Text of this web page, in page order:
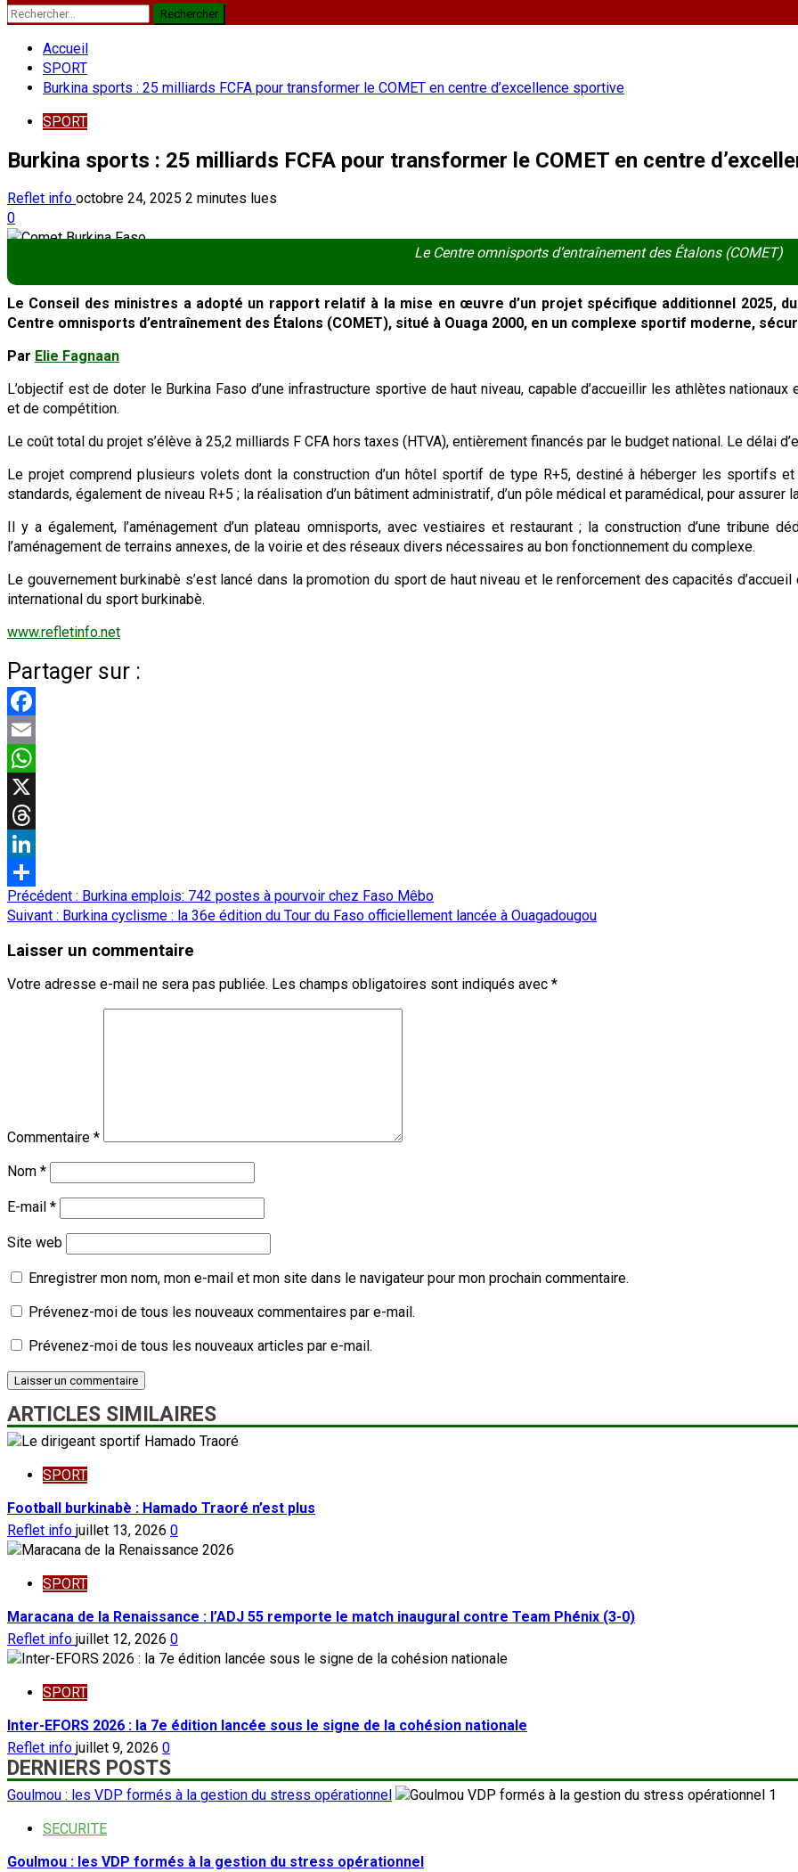
Rechercher :
Accueil
SPORT
Burkina sports : 25 milliards FCFA pour transformer le COMET en centre d’excellence sportive
SPORT
Burkina sports : 25 milliards FCFA pour transformer le COMET en centre
Reflet info octobre 24, 2025 2 minutes lues
0
Le Centre omnisports d’entraînement des Étalons (COMET)
Le Conseil des ministres a adopté un rapport relatif à la mise en œuvre d’un projet spécifique additionnel 2025,
Centre omnisports d’entraînement des Étalons (COMET), situé à Ouaga 2000, en un complexe sportif moderne,
Par Elie Fagnaan
L’objectif est de doter le Burkina Faso d’une infrastructure sportive de haut niveau, capable d’accueillir les athlètes
et de compétition.
Le coût total du projet s’élève à 25,2 milliards F CFA hors taxes (HTVA), entièrement financés par le budget national. Le délai
Le projet comprend plusieurs volets dont la construction d’un hôtel sportif de type R+5, destiné à héberger les sportifs
standards, également de niveau R+5 ; la réalisation d’un bâtiment administratif, d’un pôle médical et paramédical, pour
Il y a également, l’aménagement d’un plateau omnisports, avec vestiaires et restaurant ; la construction d’une tribune
l’aménagement de terrains annexes, de la voirie et des réseaux divers nécessaires au bon fonctionnement du complexe.
Le gouvernement burkinabè s’est lancé dans la promotion du sport de haut niveau et le renforcement des capacités
international du sport burkinabè.
www.refletinfo.net
Partager sur :
Facebook
Email
WhatsApp
X
Threads
LinkedIn
Partager
Navigation
d’article
Précédent : Burkina emplois: 742 postes à pourvoir chez Faso Mêbo
Suivant : Burkina cyclisme : la 36e édition du Tour du Faso officiellement lancée à Ouagadougou
Laisser un commentaire
Votre adresse e-mail ne sera pas publiée. Les champs obligatoires sont indiqués avec *
Commentaire *
Nom *
E-mail *
Site web
Enregistrer mon nom, mon e-mail et mon site dans le navigateur pour mon prochain commentaire.
Prévenez-moi de tous les nouveaux commentaires par e-mail.
Prévenez-moi de tous les nouveaux articles par e-mail.
ARTICLES SIMILAIRES
SPORT
Football burkinabè : Hamado Traoré n’est plus
Reflet info juillet 13, 2026 0
SPORT
Maracana de la Renaissance : l’ADJ 55 remporte le match inaugural contre Team Phénix (3-0)
Reflet info juillet 12, 2026 0
SPORT
Inter-EFORS 2026 : la 7e édition lancée sous le signe de la cohésion nationale
Reflet info juillet 9, 2026 0
DERNIERS POSTS
Goulmou : les VDP formés à la gestion du stress opérationnel
1
SECURITE
Goulmou : les VDP formés à la gestion du stress opérationnel